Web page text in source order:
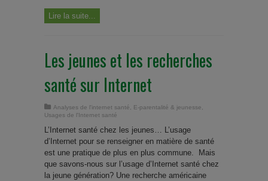
Lire la suite...
Les jeunes et les recherches
santé sur Internet
Analyses de l'internet santé E-parentalité & jeunesse
Usages de l'Internet santé
L’Internet santé chez les jeunes… L’usage
d’Internet pour se renseigner en matière de santé
est une pratique de plus en plus commune. Mais
que savons-nous sur l’usage d’Internet santé chez
la jeune génération? Une recherche américaine